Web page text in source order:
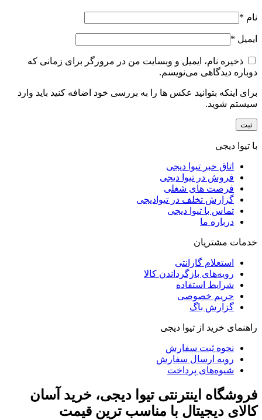
نام *
ایمیل *
ذخیره نام، ایمیل و وبسایت من در مرورگر برای زمانی که
دوباره دیدگاهی می‌نویسم.
برای اینکه بتوانید عکس ها را به بررسی خود اضافه کنید باید وارد
سیستم شوید.
با تیوا دیجی
اتاق خبر تیوا دیجی
فروش در تیوا دیجی
فرصت های شغلی
گزارش تخلف در تیوادیجی
تماس با تیوا دیجی
درباره ما
خدمات مشتریان
استعلام گارانتی
رویه‌های بازگرداندن کالا
شرایط استفاده
حریم خصوصی
گزارش باگ
راهنمای خرید از تیوا دیجی
نحوه ثبت سفارش
رویه ارسال سفارش
شیوه‌های پرداخت
فروشگاه اینترنتی تیوا دیجی، خرید آسان
کالای دیجیتال با مناسب ترین قیمت